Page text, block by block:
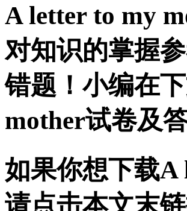
A letter to my
对知识的掌握
错题！小编在
mother试卷及
如果你想下载A
请点击本文末链